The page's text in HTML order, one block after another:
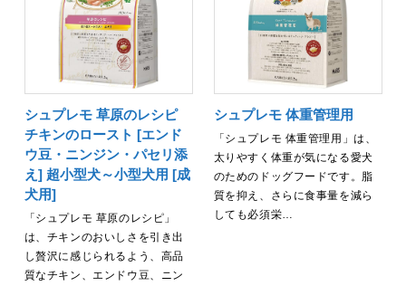
シュプレモ 草原のレシピ
チキンのロースト [エンド
ウ豆・ニンジン・パセリ添
え] 超小型犬～小型犬用 [成
犬用]
「シュプレモ 草原のレシピ」
は、チキンのおいしさを引き出
し贅沢に感じられるよう、高品
質なチキン、エンドウ豆、ニン
シュプレモ 体重管理用
「シュプレモ 体重管理用」は、
太りやすく体重が気になる愛犬
のためのドッグフードです。脂
質を抑え、さらに食事量を減ら
しても必須栄…